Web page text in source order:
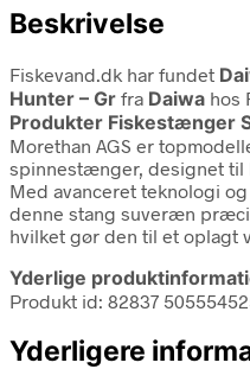
Beskrivelse
Fiskevand.dk har fundet
Hunter – Gr fra Daiwa hos
Produkter Fiskestænger
Morethan AGS er
spinnestænger, designet til
Med avanceret teknologi
denne stang suveræn
hvilket gør den til et oplagt v
Yderlige
Produkt id: 82837
Yderligere